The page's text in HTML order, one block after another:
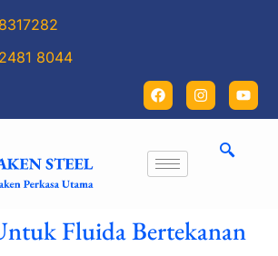
8044
Fluida Bertekanan